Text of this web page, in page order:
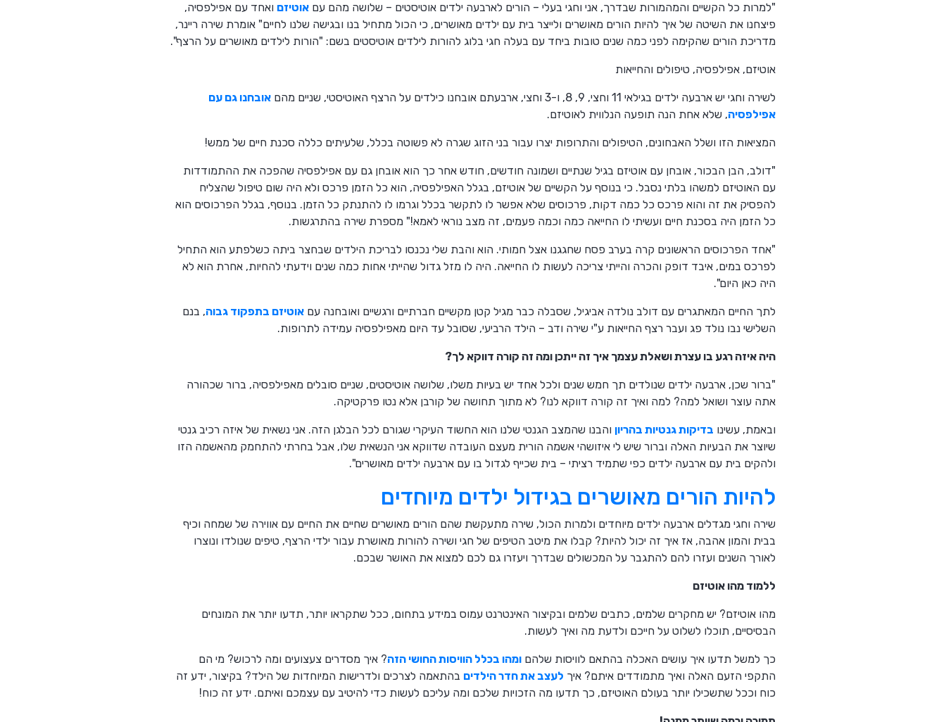
"למרות כל הקשיים והמהמורות שבדרך, אני וחגי בעלי – הורים לארבעה ילדים אוטיסטים – שלושה מהם עם אוטיזם ואחד עם אפילפסיה,
פיצחנו את השיטה של איך להיות הורים מאושרים ולייצר בית עם ילדים מאושרים, כי הכול מתחיל בנו ובגישה שלנו לחיים" אומרת שירה ריינר,
מדריכת הורים שהקימה לפני כמה שנים טובות ביחד עם בעלה חגי בלוג להורות לילדים אוטיסטים בשם: "הורות לילדים מאושרים על הרצף".
אוטיזם, אפילפסיה, טיפולים והחייאות
לשירה וחגי יש ארבעה ילדים בגילאי 11 וחצי, 9, 8, ו-3 וחצי, ארבעתם אובחנו כילדים על הרצף האוטיסטי, שניים מהם
אובחנו גם עם
אפילפסיה, שלא אחת הנה תופעה הנלווית לאוטיזם.
המציאות הזו ושלל האבחונים, הטיפולים והתרופות יצרו עבור בני הזוג שגרה לא פשוטה בכלל, שלעיתים כללה סכנת חיים של ממש!
"דולב, הבן הבכור, אובחן עם אוטיזם בגיל שנתיים ושמונה חודשים, חודש אחר כך הוא אובחן גם עם אפילפסיה שהפכה את ההתמודדות
עם האוטיזם למשהו בלתי נסבל. כי בנוסף על הקשיים של אוטיזם, בגלל האפילפסיה, הוא כל הזמן פרכס ולא היה שום טיפול שהצליח
להפסיק את זה והוא פרכס כל כמה דקות, פרכוסים שלא אפשר לו לתקשר בכלל וגרמו לו להתנתק כל הזמן. בנוסף, בגלל הפרכוסים הוא
כל הזמן היה בסכנת חיים ועשיתי לו החייאה כמה וכמה פעמים, זה מצב נוראי לאמא!" מספרת שירה בהתרגשות.
"אחד הפרכוסים הראשונים קרה בערב פסח שחגגנו אצל חמותי. הוא והבת שלי נכנסו לבריכת הילדים שבחצר ביתה כשלפתע הוא התחיל
לפרכס במים, איבד דופק והכרה והייתי צריכה לעשות לו החייאה. היה לו מזל גדול שהייתי אחות כמה שנים וידעתי להחיות, אחרת הוא לא
היה כאן היום".
לתך החיים המאתגרים עם דולב נולדה אביגיל, שסבלה כבר מגיל קטן מקשיים חברתיים ורגשיים ואובחנה עם אוטיזם בתפקוד גבוה, בנם
השלישי נבו נולד פג ועבר רצף החייאות ע"י שירה ודב – הילד הרביעי, שסובל עד היום מאפילפסיה עמידה לתרופות.
היה איזה רגע בו עצרת ושאלת עצמך איך זה ייתכן ומה זה קורה דווקא לך?
"ברור שכן, ארבעה ילדים שנולדים תך חמש שנים ולכל אחד יש בעיות משלו, שלושה אוטיסטים, שניים סובלים מאפילפסיה, ברור שכהורה
אתה עוצר ושואל למה? למה ואיך זה קורה דווקא לנו? לא מתוך תחושה של קורבן אלא נטו פרקטיקה.
ובאמת, עשינו בדיקות גנטיות בהריון והבנו שהמצב הגנטי שלנו הוא החשוד העיקרי שגורם לכל הבלגן הזה. אני נשאית של איזה רכיב גנטי
שיוצר את הבעיות האלה וברור שיש לי איזושהי אשמה הורית מעצם העובדה שדווקא אני הנשאית שלו, אבל בחרתי להתחמק מהאשמה הזו
ולהקים בית עם ארבעה ילדים כפי שתמיד רציתי – בית שכייף לגדול בו עם ארבעה ילדים מאושרים".
להיות הורים מאושרים בגידול ילדים מיוחדים
שירה וחגי מגדלים ארבעה ילדים מיוחדים ולמרות הכול, שירה מתעקשת שהם הורים מאושרים שחיים את החיים עם אווירה של שמחה וכיף
בבית והמון אהבה, אז איך זה יכול להיות? קבלו את מיטב הטיפים של חגי ושירה להורות מאושרת עבור ילדי הרצף, טיפים שנולדו ונוצרו
לאורך השנים ועזרו להם להתגבר על המכשולים שבדרך ויעזרו גם לכם למצוא את האושר שבכם.
ללמוד מהו אוטיזם
מהו אוטיזם? יש מחקרים שלמים, כתבים שלמים ובקיצור האינטרנט עמוס במידע בתחום, ככל שתקראו יותר, תדעו יותר את המונחים
הבסיסיים, תוכלו לשלוט על חייכם ולדעת מה ואיך לעשות.
כך למשל תדעו איך עושים האכלה בהתאם לוויסות שלהם ומהו בכלל הוויסות החושי הזה? איך מסדרים צעצועים ומה לרכוש? מי הם
התקפי הזעם האלה ואיך מתמודדים איתם? איך לעצב את חדר הילדים בהתאמה לצרכים ולדרישות המיוחדות של הילד? בקיצור, ידע זה
כוח וככל שתשכילו יותר בעולם האוטיזם, כך תדעו מה הזכויות שלכם ומה עליכם לעשות כדי להיטיב עם עצמכם ואיתם. ידע זה כוח!